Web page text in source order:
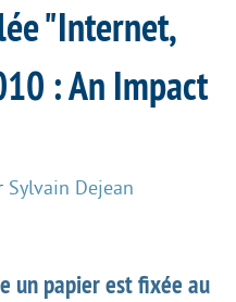
"Internet,
: An Impact
Sylvain Dejean
un papier est fixée au